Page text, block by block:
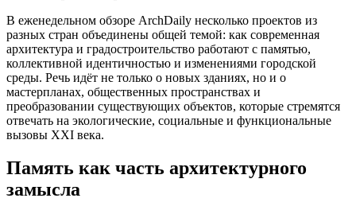
В еженедельном обзоре ArchDaily несколько проектов из
разных стран объединены общей темой: как современная
архитектура и градостроительство работают с памятью,
коллективной идентичностью и изменениями городской
среды. Речь идёт не только о новых зданиях, но и о
мастерпланах, общественных пространствах и
преобразовании существующих объектов, которые стремятся
отвечать на экологические, социальные и функциональные
вызовы XXI века.
Память как часть архитектурного
замысла